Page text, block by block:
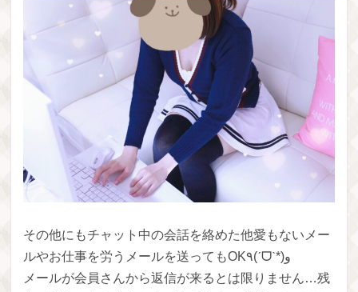
その他にもチャット中の会話を絡めた他愛もないメー
ルやお仕事を労うメールを送ってもOK⁦٩(ˊᗜˋ*)و
メールが会員さんから返信が来るとは限りません…残